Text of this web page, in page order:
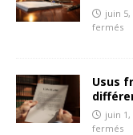
juin 5,
fermés
Usus
juin 1,
fermés